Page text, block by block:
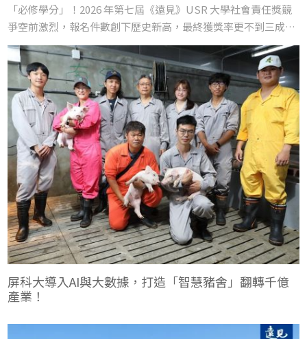
「必修學分」！2026 年第七屆《遠見》USR 大學社會責任獎競
爭空前激烈，報名件數創下歷史新高，最終獲獎率更不到三成。
在這場被譽為高教界奧斯卡的盛會中，究竟是誰脫穎而出？
屏科大導入AI與大數據，打造「智慧豬舍」翻轉千億
產業！